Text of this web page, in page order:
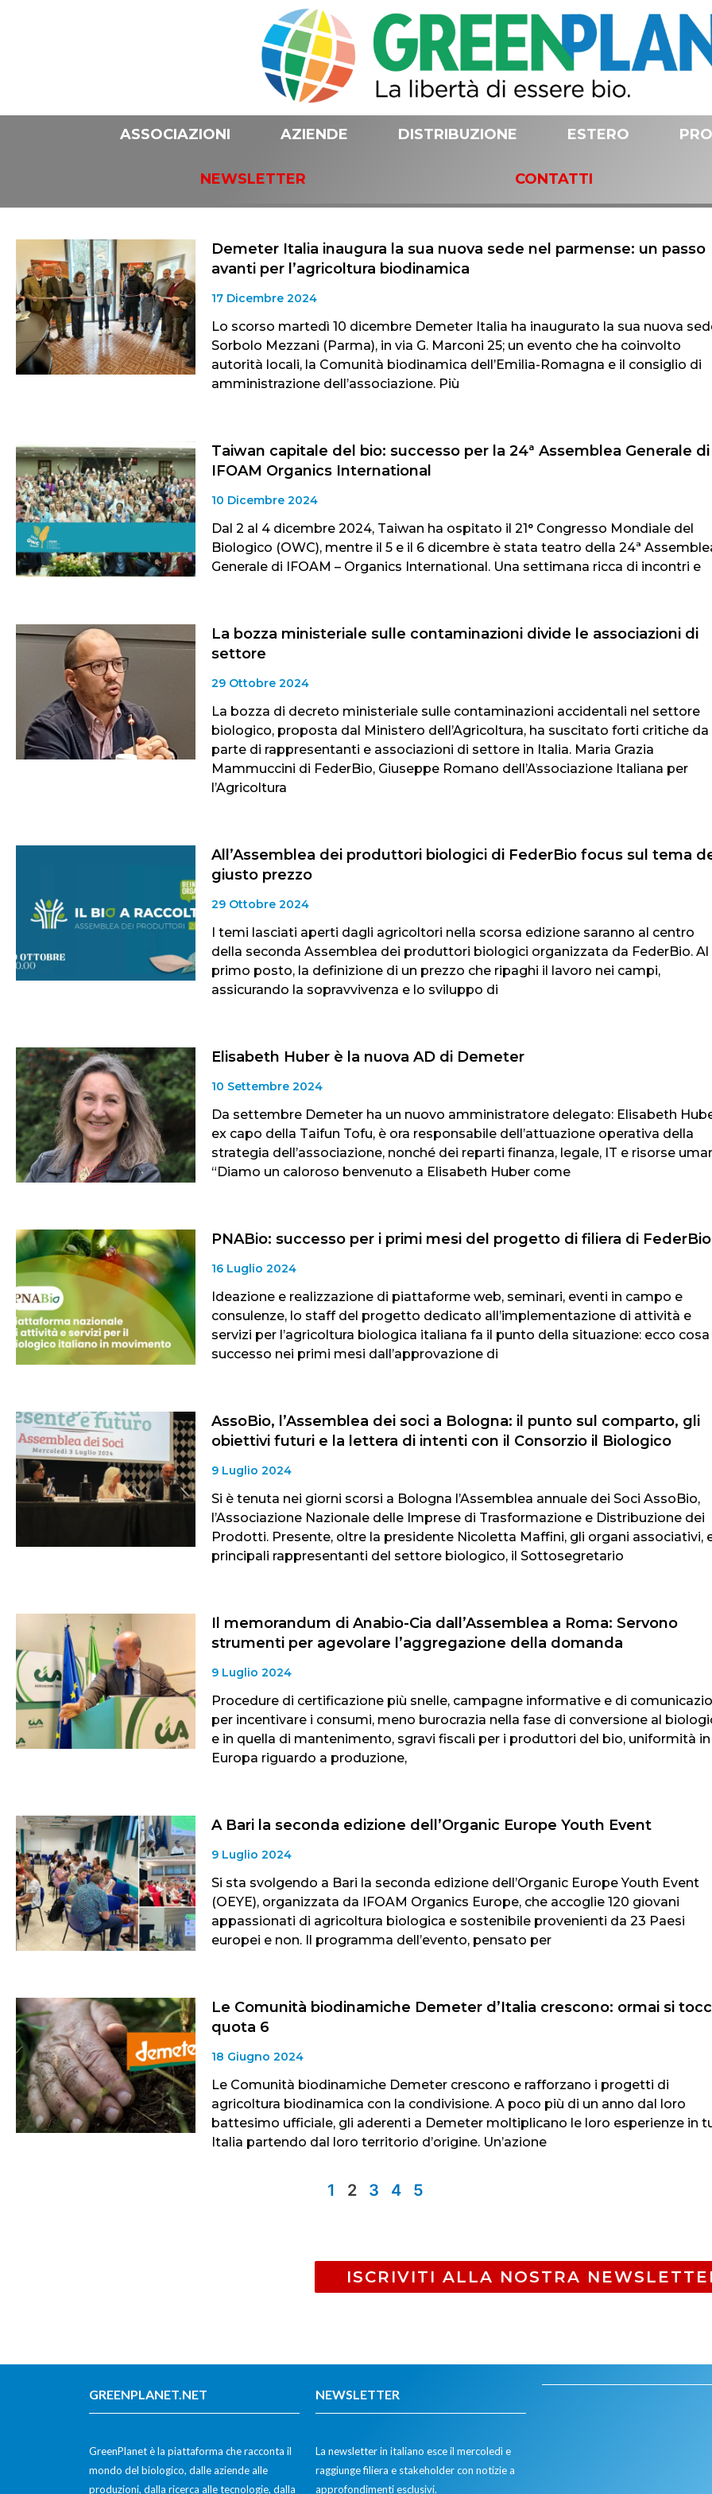
ASSOCIAZIONI AZIENDE DISTRIBUZIONE ESTERO
NEWSLETTER CONTATTI
Demeter Italia inaugura la sua nuova sede nel parmense: un passo
avanti per l’agricoltura biodinamica
17 Dicembre 2024
Lo scorso martedì 10 dicembre Demeter Italia ha inaugurato la sua nuova
Sorbolo Mezzani (Parma), in via G. Marconi 25; un evento che ha coinvolto
autorità locali, la Comunità biodinamica dell’Emilia-Romagna e il consiglio di
amministrazione dell’associazione. Più
Taiwan capitale del bio: successo per la 24ª Assemblea Generale di
IFOAM Organics International
10 Dicembre 2024
Dal 2 al 4 dicembre 2024, Taiwan ha ospitato il 21° Congresso Mondiale del
Biologico (OWC), mentre il 5 e il 6 dicembre è stata teatro della 24ª
Generale di IFOAM – Organics International. Una settimana ricca di incontri e
La bozza ministeriale sulle contaminazioni divide le associazioni di
settore
29 Ottobre 2024
La bozza di decreto ministeriale sulle contaminazioni accidentali nel settore
biologico, proposta dal Ministero dell’Agricoltura, ha suscitato forti critiche da
parte di rappresentanti e associazioni di settore in Italia. Maria Grazia
Mammuccini di FederBio, Giuseppe Romano dell’Associazione Italiana per
l’Agricoltura
All’Assemblea dei produttori biologici di FederBio focus sul tema
giusto prezzo
29 Ottobre 2024
I temi lasciati aperti dagli agricoltori nella scorsa edizione saranno al centro
della seconda Assemblea dei produttori biologici organizzata da FederBio. Al
primo posto, la definizione di un prezzo che ripaghi il lavoro nei campi,
assicurando la sopravvivenza e lo sviluppo di
Elisabeth Huber è la nuova AD di Demeter
10 Settembre 2024
Da settembre Demeter ha un nuovo amministratore delegato: Elisabeth
ex capo della Taifun Tofu, è ora responsabile dell’attuazione operativa della
strategia dell’associazione, nonché dei reparti finanza, legale, IT e risorse
“Diamo un caloroso benvenuto a Elisabeth Huber come
PNABio: successo per i primi mesi del progetto di filiera di FederBio
16 Luglio 2024
Ideazione e realizzazione di piattaforme web, seminari, eventi in campo e
consulenze, lo staff del progetto dedicato all’implementazione di attività e
servizi per l’agricoltura biologica italiana fa il punto della situazione: ecco cosa
successo nei primi mesi dall’approvazione di
AssoBio, l’Assemblea dei soci a Bologna: il punto sul comparto, gli
obiettivi futuri e la lettera di intenti con il Consorzio il Biologico
9 Luglio 2024
Si è tenuta nei giorni scorsi a Bologna l’Assemblea annuale dei Soci AssoBio,
l’Associazione Nazionale delle Imprese di Trasformazione e Distribuzione dei
Prodotti. Presente, oltre la presidente Nicoletta Maffini, gli organi associativi,
principali rappresentanti del settore biologico, il Sottosegretario
Il memorandum di Anabio-Cia dall’Assemblea a Roma: Servono
strumenti per agevolare l’aggregazione della domanda
9 Luglio 2024
Procedure di certificazione più snelle, campagne informative e di
per incentivare i consumi, meno burocrazia nella fase di conversione al
e in quella di mantenimento, sgravi fiscali per i produttori del bio, uniformità in
Europa riguardo a produzione,
A Bari la seconda edizione dell’Organic Europe Youth Event
9 Luglio 2024
Si sta svolgendo a Bari la seconda edizione dell’Organic Europe Youth Event
(OEYE), organizzata da IFOAM Organics Europe, che accoglie 120 giovani
appassionati di agricoltura biologica e sostenibile provenienti da 23 Paesi
europei e non. Il programma dell’evento, pensato per
Le Comunità biodinamiche Demeter d’Italia crescono: ormai si
quota 6
18 Giugno 2024
Le Comunità biodinamiche Demeter crescono e rafforzano i progetti di
agricoltura biodinamica con la condivisione. A poco più di un anno dal loro
battesimo ufficiale, gli aderenti a Demeter moltiplicano le loro esperienze in
Italia partendo dal loro territorio d’origine. Un’azione
1 2 3 4 5
ISCRIVITI ALLA NOSTRA
GREENPLANET.NET
GreenPlanet è la piattaforma che racconta il
mondo del biologico, dalle aziende alle
produzioni, dalla ricerca alle tecnologie, dalla
NEWSLETTER
La newsletter in italiano esce il mercoledì e
raggiunge filiera e stakeholder con notizie a
approfondimenti esclusivi.